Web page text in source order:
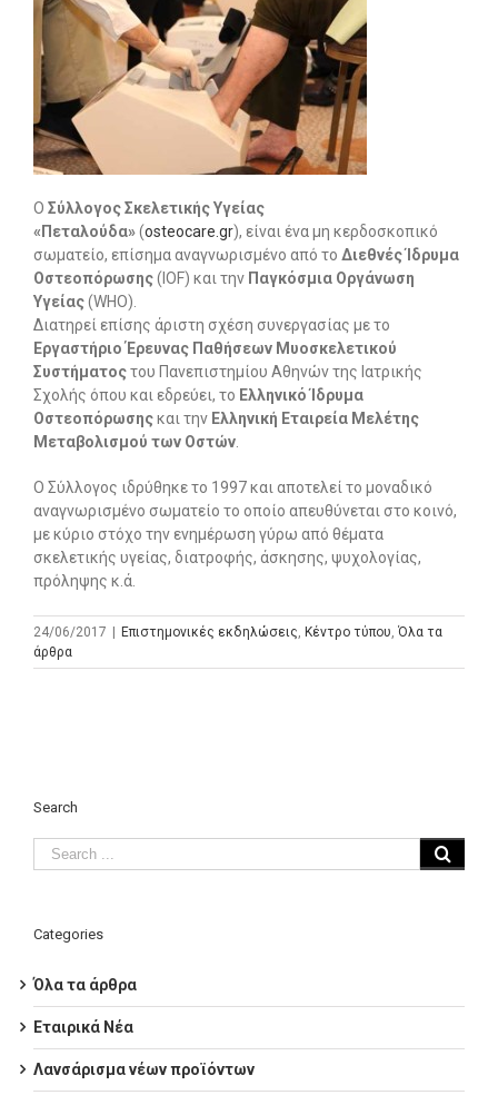
Ο Σύλλογος Σκελετικής Υγείας
«Πεταλούδα»(osteocare.gr), είναι ένα μη κερδοσκοπικό
σωματείο, επίσημα αναγνωρισμένο από το Διεθνές Ίδρυμα
Οστεοπόρωσης(ΙΟF) και την Παγκόσμια Οργάνωση
Υγείας(WHO).
Διατηρεί επίσης άριστη σχέση συνεργασίας με το
Εργαστήριο Έρευνας Παθήσεων Μυοσκελετικού
Συστήματοςτου Πανεπιστημίου Αθηνών της Ιατρικής
Σχολής όπου και εδρεύει, το Ελληνικό Ίδρυμα
Οστεοπόρωσηςκαι την Ελληνική Εταιρεία Μελέτης
Μεταβολισμού των Οστών
Ο Σύλλογος ιδρύθηκε το 1997 και αποτελεί το μοναδικό
αναγνωρισμένο σωματείο το οποίο απευθύνεται στο κοινό,
με κύριο στόχο την ενημέρωση γύρω από θέματα
σκελετικής υγείας, διατροφής, άσκησης, ψυχολογίας,
πρόληψης κ.ά.
24/06/2017 Επιστημονικές εκδηλώσεις, Κέντρο τύπου, Όλα τα
άρθρα
Search
Categories
Όλα τα άρθρα
Εταιρικά Νέα
Λανσάρισμα νέων προϊόντων